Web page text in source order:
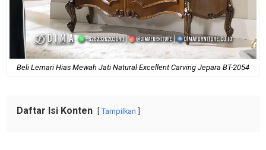
Beli Lemari Hias Mewah Jati Natural Excellent Carving Jepara BT-2054
Daftar Isi Konten Tampilkan